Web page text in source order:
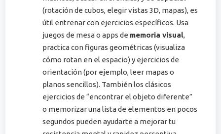
(rotación de cubos, elegir vistas 3D, mapas), es
útil entrenar con ejercicios específicos. Usa
juegos de mesa o apps de memoria visual,
practica con figuras geométricas (visualiza
cómo rotan en el espacio) y ejercicios de
orientación (por ejemplo, leer mapas o
planos sencillos)​. También los clásicos
ejercicios de “encontrar el objeto diferente”
o memorizar una lista de elementos en pocos
segundos pueden ayudarte a mejorar tu